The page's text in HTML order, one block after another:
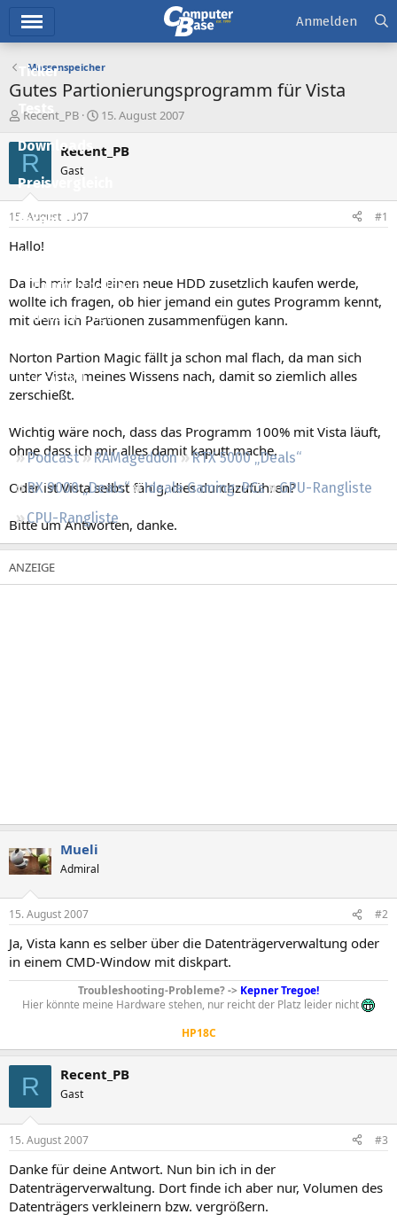
Ticker
Tests
Downloads
Preisvergleich
Forum
Aktuelles
Empfohlene Inhalte
Neue Beiträge
Leserartikel
Podcast RAMageddon
RTX 5000 „Deals“
RX 9000 „Deals“
Ideale Gaming-PCs
GPU-Rangliste
CPU-Rangliste
Anmelden
Massenspeicher
Gutes Partionierungsprogramm für Vista
E
s
t
e
e
r
Recent_PB
E
s
t
15. August 2007
R Recent_PB
Gast
15. August 2007 #1
Hallo!
Da ich mir bald einen neue HDD zusetzlich kaufen werde,
wollte ich fragen, ob hier jemand ein gutes Programm kennt,
mit dem ich Partionen zusammenfügen kann.
Norton Partion Magic fällt ja schon mal flach, da man sich
unter Vista, meines Wissens nach, damit so ziemlich alles
zerschießt.
Wichtig wäre noch, dass das Programm 100% mit Vista läuft,
ohne dass ich mir alles damit kaputt mache.
Oder ist Vista selbst fähig, dies durchzuführen?
Bitte um Antworten, danke.
Mueli
Admiral
15. August 2007 #2
Ja, Vista kann es selber über die Datenträgerverwaltung oder
in einem CMD-Window mit diskpart.
Troubleshooting-Probleme? -> Kepner Tregoe!
Hier könnte meine Hardware stehen, nur reicht der Platz leider nicht
HP18C
R Recent_PB
Gast
15. August 2007 #3
Danke für deine Antwort. Nun bin ich in der
Datenträgerverwaltung. Dort finde ich aber nur, Volumen des
Datenträgers verkleinern bzw. vergrößern.